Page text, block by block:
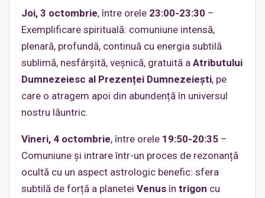
Joi, 3 octombrie, între orele 23:00-23:30 –
Exemplificare spirituală: comuniune intensă,
plenară, profundă, continuă cu energia subtilă
sublimă, nesfârșită, veșnică, gratuită a Atributului
Dumnezeiesc al Prezenței Dumnezeiești, pe
care o atragem apoi din abundență în universul
nostru lăuntric.
Vineri, 4 octombrie, între orele 19:50-20:35 –
Comuniune și intrare într-un proces de rezonanță
ocultă cu un aspect astrologic benefic: sfera
subtilă de forță a planetei Venusîn trigon cu